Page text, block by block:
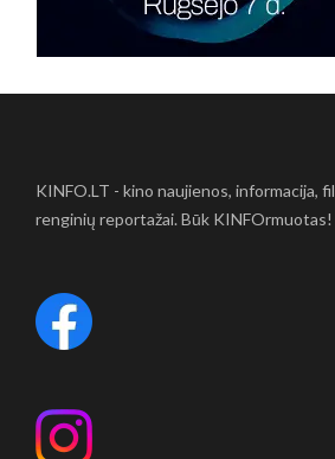
KINFO.LT - kino naujienos, informacija,
renginių reportažai. Būk KINFOrmuotas!